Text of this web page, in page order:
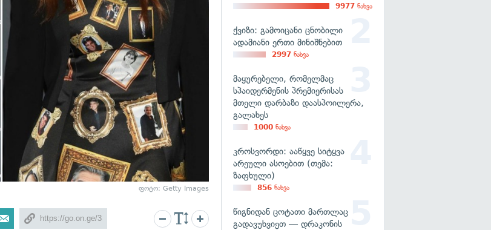
ფოტო: Getty Images
9977 ნახვა
ქვიზი: გამოიცანი ცნობილი
ადამიანი ერთი მინიშნებით
2997 ნახვა
მაყურებელი, რომელმაც
სპაიდერმენის პრემიერისას
მთელი დარბაზი დაასპოილერა,
გალახეს
1000 ნახვა
კროსვორდი: ააწყვე სიტყვა
არეული ასოებით (თემა:
ზაფხული)
856 ნახვა
წიგნიდან ცოტათი მართლაც
გადავუხვიეთ — დრაკონის